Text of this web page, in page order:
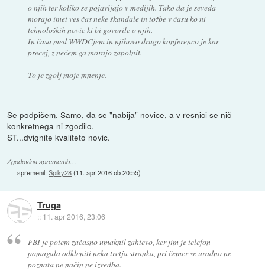
o njih ter koliko se pojavljajo v medijih. Tako da je seveda
morajo imet ves čas neke škandale in tožbe v času ko ni
tehnoloških novic ki bi govorile o njih.
In časa med WWDCjem in njihovo drugo konferenco je kar
precej, z nečem ga morajo zapolnit.
To je zgolj moje mnenje.
Se podpišem. Samo, da se "nabija" novice, a v resnici se nič
konkretnega ni zgodilo.
ST...dvignite kvaliteto novic.
Zgodovina sprememb…
spremenil:Spiky28(11. apr 2016 ob 20:55)
Truga
:: 11. apr 2016, 23:06
FBI je potem začasno umaknil zahtevo, ker jim je telefon
pomagala odkleniti neka tretja stranka, pri čemer se uradno ne
poznata ne način ne izvedba.